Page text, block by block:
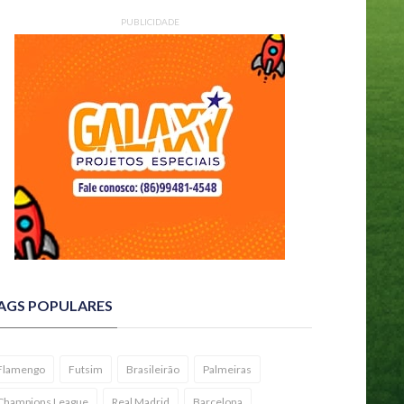
PUBLICIDADE
POPULARES
Futsim Brasileirão Palmeiras